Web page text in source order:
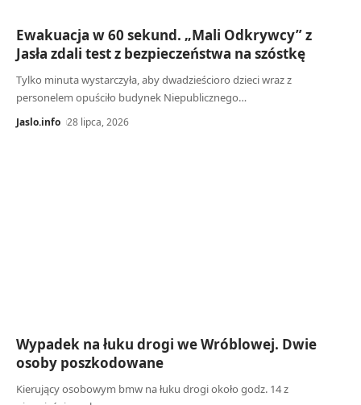
Ewakuacja w 60 sekund. „Mali Odkrywcy” z
Jasła zdali test z bezpieczeństwa na szóstkę
Tylko minuta wystarczyła, aby dwadzieścioro dzieci wraz z
personelem opuściło budynek Niepublicznego…
Jaslo.info 28 lipca, 2026
Wypadek na łuku drogi we Wróblowej. Dwie
osoby poszkodowane
Kierujący osobowym bmw na łuku drogi około godz. 14 z